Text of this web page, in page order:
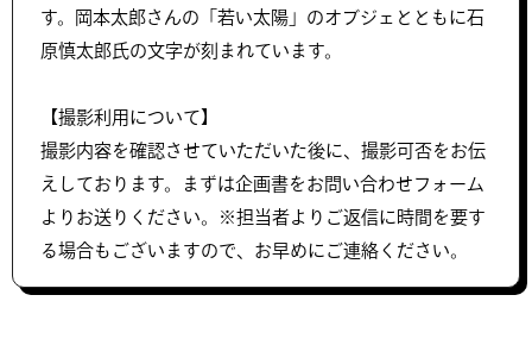
す。岡本太郎さんの「若い太陽」のオブジェとともに石
原慎太郎氏の文字が刻まれています。
【撮影利用について】
撮影内容を確認させていただいた後に、撮影可否をお伝
えしております。まずは企画書をお問い合わせフォーム
よりお送りください。※担当者よりご返信に時間を要す
る場合もございますので、お早めにご連絡ください。